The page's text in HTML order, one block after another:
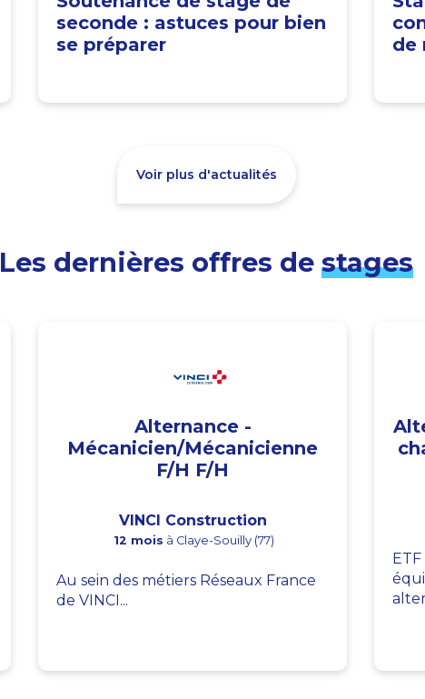
seconde : astuces pour bien
se préparer
de
Voir plus d'actualités
Les dernières offres de stages
Alternance -
Mécanicien/Mécanicienne
F/H F/H
VINCI Construction
12 mois à Claye-Souilly (77)
Au sein des métiers Réseaux France
de VINCI...